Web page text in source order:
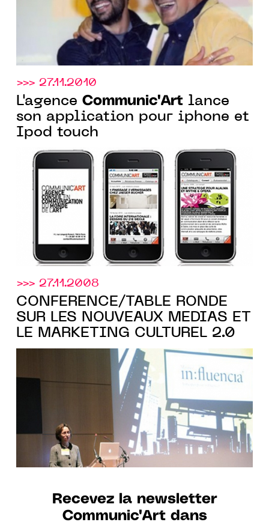
>>> 27.11.2010
L'agence Communic'Art lance
son application pour iphone et
Ipod touch
>>> 27.11.2008
CONFÉRENCE/TABLE RONDE
SUR LES NOUVEAUX MEDIAS ET
LE MARKETING CULTUREL 2.0
Recevez la newsletter
Communic'Art dans